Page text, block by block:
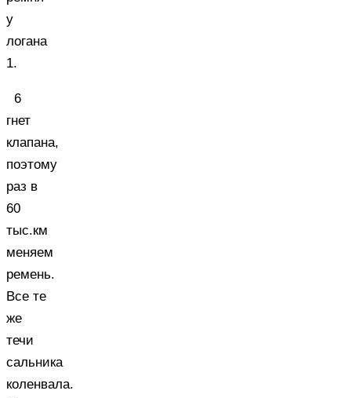
у
логана
1.
6
гнет
клапана,
поэтому
раз в
60
тыс.км
меняем
ремень.
Все те
же
течи
сальника
коленвала.